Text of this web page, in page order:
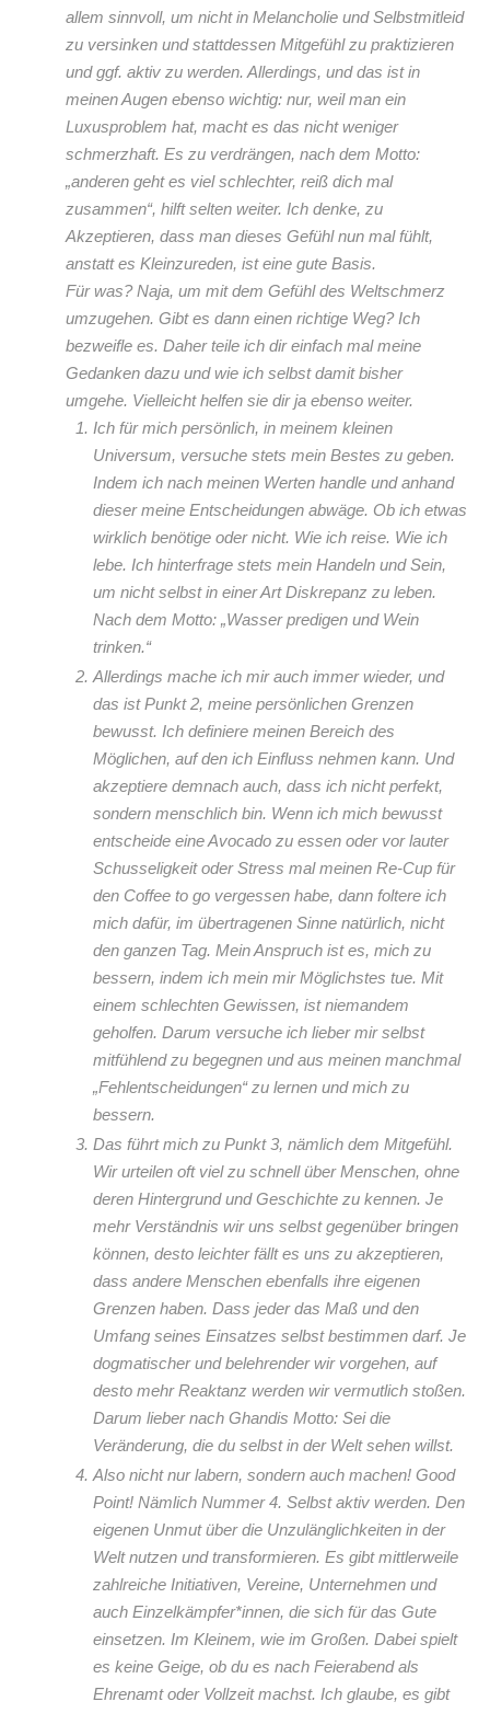
allem sinnvoll, um nicht in Melancholie und Selbstmitleid
zu versinken und stattdessen Mitgefühl zu praktizieren
und ggf. aktiv zu werden. Allerdings, und das ist in
meinen Augen ebenso wichtig: nur, weil man ein
Luxusproblem hat, macht es das nicht weniger
schmerzhaft. Es zu verdrängen, nach dem Motto:
„anderen geht es viel schlechter, reiß dich mal
zusammen“, hilft selten weiter. Ich denke, zu
Akzeptieren, dass man dieses Gefühl nun mal fühlt,
anstatt es Kleinzureden, ist eine gute Basis.
Für was? Naja, um mit dem Gefühl des Weltschmerz
umzugehen. Gibt es dann einen richtige Weg? Ich
bezweifle es. Daher teile ich dir einfach mal meine
Gedanken dazu und wie ich selbst damit bisher
umgehe. Vielleicht helfen sie dir ja ebenso weiter.
Ich für mich persönlich, in meinem kleinen
Universum, versuche stets mein Bestes zu geben.
Indem ich nach meinen Werten handle und anhand
dieser meine Entscheidungen abwäge. Ob ich etwas
wirklich benötige oder nicht. Wie ich reise. Wie ich
lebe. Ich hinterfrage stets mein Handeln und Sein,
um nicht selbst in einer Art Diskrepanz zu leben.
Nach dem Motto: „Wasser predigen und Wein
trinken.“
Allerdings mache ich mir auch immer wieder, und
das ist Punkt 2, meine persönlichen Grenzen
bewusst. Ich definiere meinen Bereich des
Möglichen, auf den ich Einfluss nehmen kann. Und
akzeptiere demnach auch, dass ich nicht perfekt,
sondern menschlich bin. Wenn ich mich bewusst
entscheide eine Avocado zu essen oder vor lauter
Schusseligkeit oder Stress mal meinen Re-Cup für
den Coffee to go vergessen habe, dann foltere ich
mich dafür, im übertragenen Sinne natürlich, nicht
den ganzen Tag. Mein Anspruch ist es, mich zu
bessern, indem ich mein mir Möglichstes tue. Mit
einem schlechten Gewissen, ist niemandem
geholfen. Darum versuche ich lieber mir selbst
mitfühlend zu begegnen und aus meinen manchmal
„Fehlentscheidungen“ zu lernen und mich zu
bessern.
Das führt mich zu Punkt 3, nämlich dem Mitgefühl.
Wir urteilen oft viel zu schnell über Menschen, ohne
deren Hintergrund und Geschichte zu kennen. Je
mehr Verständnis wir uns selbst gegenüber bringen
können, desto leichter fällt es uns zu akzeptieren,
dass andere Menschen ebenfalls ihre eigenen
Grenzen haben. Dass jeder das Maß und den
Umfang seines Einsatzes selbst bestimmen darf. Je
dogmatischer und belehrender wir vorgehen, auf
desto mehr Reaktanz werden wir vermutlich stoßen.
Darum lieber nach Ghandis Motto: Sei die
Veränderung, die du selbst in der Welt sehen willst.
Also nicht nur labern, sondern auch machen! Good
Point! Nämlich Nummer 4. Selbst aktiv werden. Den
eigenen Unmut über die Unzulänglichkeiten in der
Welt nutzen und transformieren. Es gibt mittlerweile
zahlreiche Initiativen, Vereine, Unternehmen und
auch Einzelkämpfer*innen, die sich für das Gute
einsetzen. Im Kleinem, wie im Großen. Dabei spielt
es keine Geige, ob du es nach Feierabend als
Ehrenamt oder Vollzeit machst. Ich glaube, es gibt